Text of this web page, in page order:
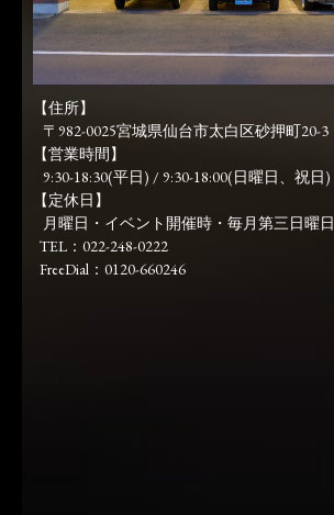
【住所】
〒982-0025宮城県仙台市太白区砂押町20-3
【営業時間】
9:30-18:30(平日) / 9:30-18:00(日曜日、祝日)
【定休日】
月曜日・イベント開催時・毎月第三日曜日
TEL：022-248-0222
FreeDial：0120-660246